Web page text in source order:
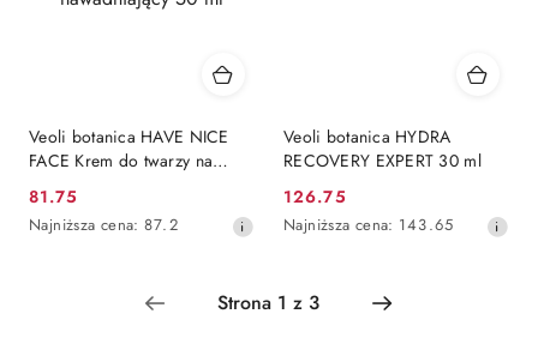
Veoli botanica HAVE NICE
FACE Krem do twarzy na
nawadniający 50 ml
Cena
promocyjna:
81.75
Najniższa
Najniższa cena: 87.2
Veoli botanica HYDRA
RECOVERY EXPERT 30 ml
Cena
promocyjna:
126.75
Najniższa
dni
Najniższa cena: 143.65